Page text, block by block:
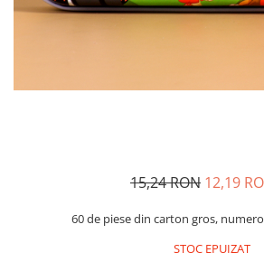
15,24 RON 12,19
60 de piese din carton gros,
STOC EPUIZAT